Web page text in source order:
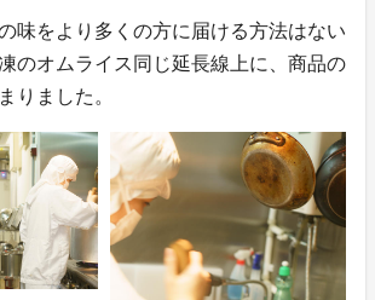
味をより多くの方に届ける方法はない
のオムライス同じ延長線上に、商品の
りました。